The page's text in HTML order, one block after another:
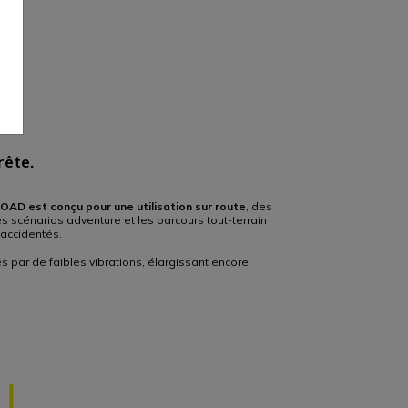
est conçu pour une utilisation sur route, des
scénarios adventure et les parcours tout-terrain
par de faibles vibrations, élargissant encore